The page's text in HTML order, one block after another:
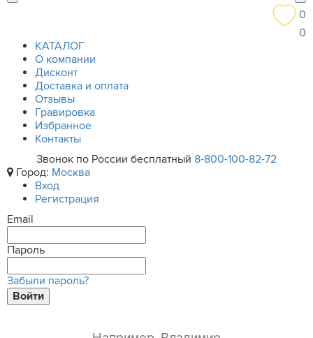
0
0
КАТАЛОГ
О компании
Дисконт
Доставка и оплата
Отзывы
Гравировка
Избранное
Контакты
Звонок по России бесплатный 8-800-100-82-72
Город: Москва
Вход
Регистрация
Email
Пароль
Забыли пароль?
Войти